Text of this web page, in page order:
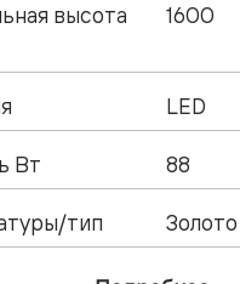
высота
1600
LED
Вт 88
тип Золото